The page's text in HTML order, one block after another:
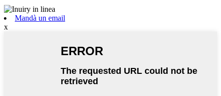
Mandà un email
x